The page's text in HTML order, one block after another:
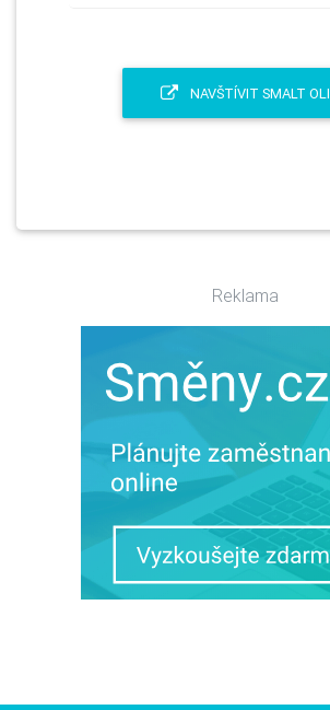
NAVŠTÍVIT SMALT OLI
Reklama